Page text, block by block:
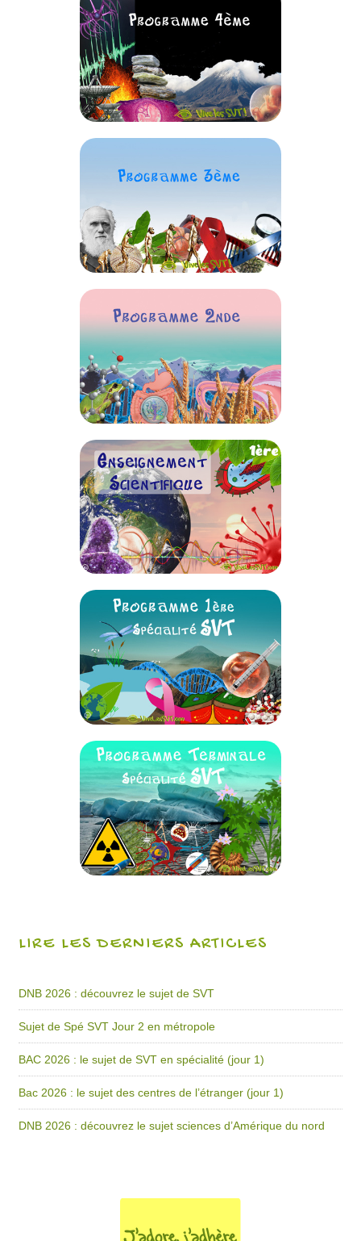
LIRE LES DERNIERS ARTICLES
DNB 2026 : découvrez le sujet de SVT
Sujet de Spé SVT Jour 2 en métropole
BAC 2026 : le sujet de SVT en spécialité (jour 1)
Bac 2026 : le sujet des centres de l’étranger (jour 1)
DNB 2026 : découvrez le sujet sciences d’Amérique du nord